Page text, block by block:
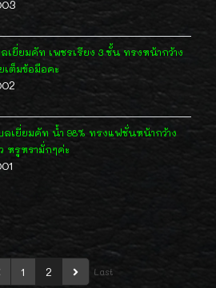
เยี่ยมคัท เพชรเรียง 3 ชั้น ทรงหน้ากว้าง
เต็มข้อมือคะ
ลเยี่ยมคัท น้ำ 98% ทรงแฟชั่นหน้ากว้าง
หรูหรามั่กๆค่ะ
1 2 Last